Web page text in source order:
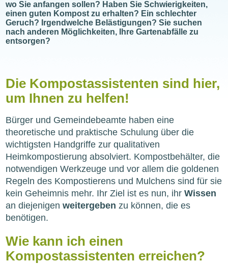
wo Sie anfangen sollen? Haben Sie Schwierigkeiten,
einen guten Kompost zu erhalten? Ein schlechter
Geruch? Irgendwelche Belästigungen? Sie suchen
nach anderen Möglichkeiten, Ihre Gartenabfälle zu
entsorgen?
Die Kompostassistenten sind hier,
um Ihnen zu helfen!
Bürger und Gemeindebeamte haben eine
theoretische und praktische Schulung über die
wichtigsten Handgriffe zur qualitativen
Heimkompostierung absolviert. Kompostbehälter, die
notwendigen Werkzeuge und vor allem die goldenen
Regeln des Kompostierens und Mulchens sind für sie
kein Geheimnis mehr. Ihr Ziel ist es nun, ihrWissen
an diejenigenweitergeben zu können, die es
benötigen.
Wie kann ich einen
Kompostassistenten erreichen?